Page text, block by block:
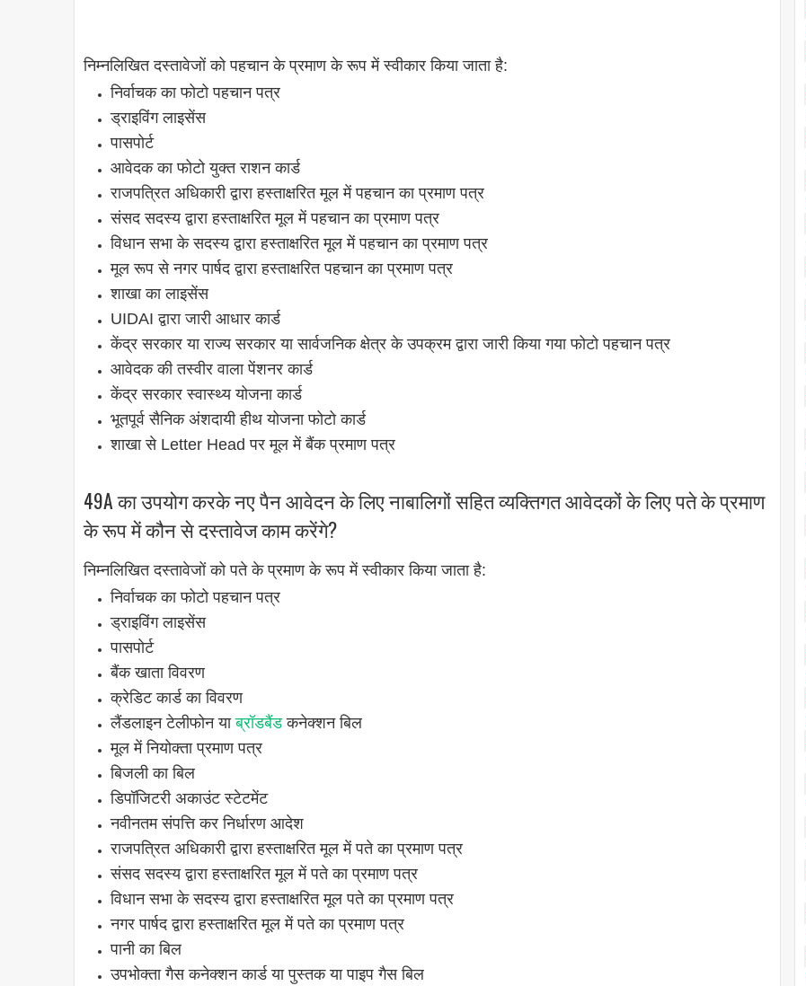
निम्नलिखित दस्तावेजों को पहचान के प्रमाण के रूप में स्वीकार किया जाता है:
निर्वाचक का फोटो पहचान पत्र
ड्राइविंग लाइसेंस
पासपोर्ट
आवेदक का फोटो युक्त राशन कार्ड
राजपत्रित अधिकारी द्वारा हस्ताक्षरित मूल में पहचान का प्रमाण पत्र
संसद सदस्य द्वारा हस्ताक्षरित मूल में पहचान का प्रमाण पत्र
विधान सभा के सदस्य द्वारा हस्ताक्षरित मूल में पहचान का प्रमाण पत्र
मूल रूप से नगर पार्षद द्वारा हस्ताक्षरित पहचान का प्रमाण पत्र
शाखा का लाइसेंस
UIDAI द्वारा जारी आधार कार्ड
केंद्र सरकार या राज्य सरकार या सार्वजनिक क्षेत्र के उपक्रम द्वारा जारी किया गया फोटो पहचान पत्र
आवेदक की तस्वीर वाला पेंशनर कार्ड
केंद्र सरकार स्वास्थ्य योजना कार्ड
भूतपूर्व सैनिक अंशदायी हीथ योजना फोटो कार्ड
शाखा से Letter Head पर मूल में बैंक प्रमाण पत्र
49A का उपयोग करके नए पैन आवेदन के लिए नाबालिगों सहित व्यक्तिगत आवेदकों के लिए पते के प्रमाण
के रूप में कौन से दस्तावेज काम करेंगे?
निम्नलिखित दस्तावेजों को पते के प्रमाण के रूप में स्वीकार किया जाता है:
निर्वाचक का फोटो पहचान पत्र
ड्राइविंग लाइसेंस
पासपोर्ट
बैंक खाता विवरण
क्रेडिट कार्ड का विवरण
लैंडलाइन टेलीफोन याब्रॉडबैंडकनेक्शन बिल
मूल में नियोक्ता प्रमाण पत्र
बिजली का बिल
डिपॉजिटरी अकाउंट स्टेटमेंट
नवीनतम संपत्ति कर निर्धारण आदेश
राजपत्रित अधिकारी द्वारा हस्ताक्षरित मूल में पते का प्रमाण पत्र
संसद सदस्य द्वारा हस्ताक्षरित मूल में पते का प्रमाण पत्र
विधान सभा के सदस्य द्वारा हस्ताक्षरित मूल पते का प्रमाण पत्र
नगर पार्षद द्वारा हस्ताक्षरित मूल में पते का प्रमाण पत्र
पानी का बिल
उपभोक्ता गैस कनेक्शन कार्ड या पुस्तक या पाइप गैस बिल